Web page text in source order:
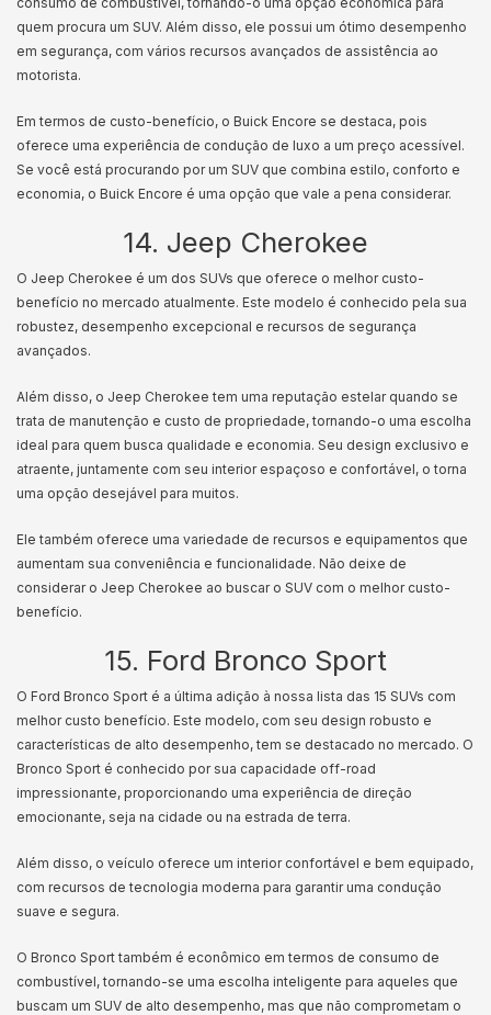
quem procura um SUV. Além disso, ele possui um ótimo desempenho
em segurança, com vários recursos avançados de assistência ao
motorista.
Em termos de custo-benefício, o Buick Encore se destaca, pois
oferece uma experiência de condução de luxo a um preço acessível.
Se você está procurando por um SUV que combina estilo, conforto e
economia, o Buick Encore é uma opção que vale a pena considerar.
14. Jeep Cherokee
O Jeep Cherokee é um dos SUVs que oferece o melhor custo-
benefício no mercado atualmente. Este modelo é conhecido pela sua
robustez, desempenho excepcional e recursos de segurança
avançados.
Além disso, o Jeep Cherokee tem uma reputação estelar quando se
trata de manutenção e custo de propriedade, tornando-o uma escolha
ideal para quem busca qualidade e economia. Seu design exclusivo e
atraente, juntamente com seu interior espaçoso e confortável, o torna
uma opção desejável para muitos.
Ele também oferece uma variedade de recursos e equipamentos que
aumentam sua conveniência e funcionalidade. Não deixe de
considerar o Jeep Cherokee ao buscar o SUV com o melhor custo-
benefício.
15. Ford Bronco Sport
O Ford Bronco Sport é a última adição à nossa lista das 15 SUVs com
melhor custo benefício. Este modelo, com seu design robusto e
características de alto desempenho, tem se destacado no mercado. O
Bronco Sport é conhecido por sua capacidade off-road
impressionante, proporcionando uma experiência de direção
emocionante, seja na cidade ou na estrada de terra.
Além disso, o veículo oferece um interior confortável e bem equipado,
com recursos de tecnologia moderna para garantir uma condução
suave e segura.
O Bronco Sport também é econômico em termos de consumo de
combustível, tornando-se uma escolha inteligente para aqueles que
buscam um SUV de alto desempenho, mas que não comprometam o